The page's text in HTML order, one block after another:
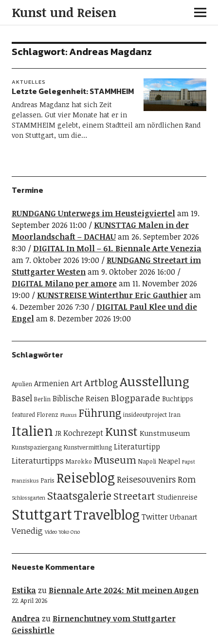
Kunst und Reisen
Schlagwort:Andreas Magdanz
AKTUELLES
Letzte Gelegenheit: STAMMHEIM
Andreas Magdanz hat sich Zeit
gelassen. Gut vier Monate hat er in
STAMMHEIM gelebt, einem Stadtteil am nördlichen Rand
von Stuttgart, um die…
Termine
RUNDGANG Unterwegs im Heusteigviertelam 19.
September 2026 11:00
KUNSTTAG Malen in der
Moorlandschaft – DACHAUam 26. September 2026
8:30
DIGITAL In Moll – 61. Biennale Arte Venezia
am 7. Oktober 2026 19:00
RUNDGANG Streetart im
Stuttgarter Westenam 9. Oktober 2026 16:00
DIGITAL Milano per amoream 11. November 2026
19:00
KUNSTREISE Winterthur Eric Gauthieram
4. Dezember 2026 7:30
DIGITAL Paul Klee und die
Engelam 8. Dezember 2026 19:00
Schlagwörter
Apulien ArmenienArtArtblogAusstellung
Basel Berlin Biblische ReisenBlogparade Buchtipps
featured Florenz Fluxus Führung insideoutproject Iran
Italien JR Kochrezept Kunst Kunstmuseum
Kunstspaziergang Kunstvermittlung Literaturtipp
Literaturtipps Marokko Museum Napoli Neapel Papst
Franziskus Paris Reiseblog ReisesouvenirsRom
Schlossgarten Staatsgalerie Streetart Studienreise
StuttgartTravelblog Twitter Urbanart
Venedig Video Yoko Ono
Neueste Kommentare
Estikazu Biennale Arte 2024: Mit meinen Augen
22. April 2026
Andreazu Birnenchutney vom Stuttgarter
Geisshirtle